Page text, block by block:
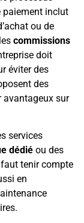
paiement inclut
ou de
commissions
doit
éviter des
des
avantageux sur
services
dédié ou des
tenir compte
en